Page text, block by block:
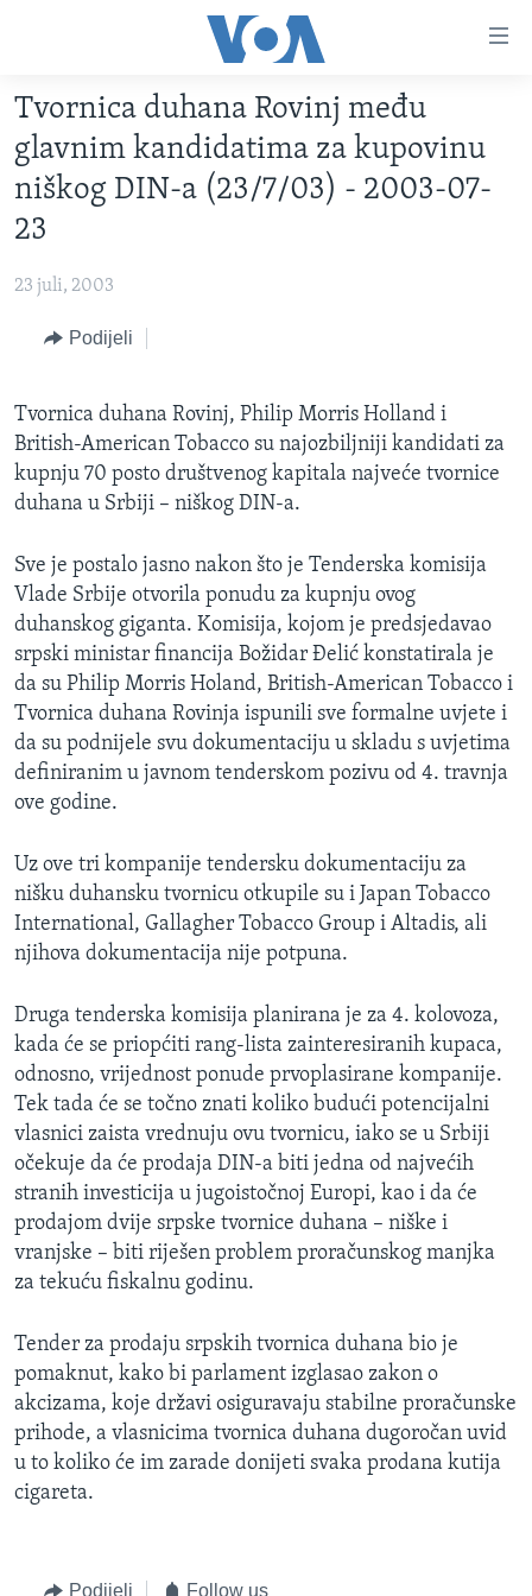
glavni
sadržaj
Pređi
na
glavnu
Idi
pretragu
VIDEO
FOTOGRAFIJE DANA
SJEDINJENE AMERIČKE DRŽAVE
BOSNA I HERCEGOVINA
NAUKA I TEHNOLOGIJA
SPECIJALNI PROJEKTI
SLOBODA MEDIJA
ŽENSKA STRANA
IZBJEGLIČKA STRANA
MAGAZIN
O GLASU AMERIKE
Learning English
PRATITE NAS
Tvornica duhana Rovinj među
glavnim kandidatima za kupovinu
niškog DIN-a (23/7/03) - 2003-07-
23
23 juli, 2003
Podijeli
Tvornica duhana Rovinj, Philip Morris Holland i
British-American Tobacco su najozbiljniji kandidati za
kupnju 70 posto društvenog kapitala najveće tvornice
duhana u Srbiji – niškog DIN-a.
Sve je postalo jasno nakon što je Tenderska komisija
Vlade Srbije otvorila ponudu za kupnju ovog
duhanskog giganta. Komisija, kojom je predsjedavao
srpski ministar financija Božidar Đelić konstatirala je
da su Philip Morris Holand, British-American Tobacco i
Tvornica duhana Rovinja ispunili sve formalne uvjete i
da su podnijele svu dokumentaciju u skladu s uvjetima
definiranim u javnom tenderskom pozivu od 4. travnja
ove godine.
Uz ove tri kompanije tendersku dokumentaciju za
nišku duhansku tvornicu otkupile su i Japan Tobacco
International, Gallagher Tobacco Group i Altadis, ali
njihova dokumentacija nije potpuna.
Druga tenderska komisija planirana je za 4. kolovoza,
kada će se priopćiti rang-lista zainteresiranih kupaca,
odnosno, vrijednost ponude prvoplasirane kompanije.
Tek tada će se točno znati koliko budući potencijalni
vlasnici zaista vrednuju ovu tvornicu, iako se u Srbiji
očekuje da će prodaja DIN-a biti jedna od najvećih
stranih investicija u jugoistočnoj Europi, kao i da će
prodajom dvije srpske tvornice duhana – niške i
vranjske – biti riješen problem proračunskog manjka
za tekuću fiskalnu godinu.
Tender za prodaju srpskih tvornica duhana bio je
pomaknut, kako bi parlament izglasao zakon o
akcizama, koje državi osiguravaju stabilne proračunske
prihode, a vlasnicima tvornica duhana dugoročan uvid
u to koliko će im zarade donijeti svaka prodana kutija
cigareta.
Podijeli Follow us